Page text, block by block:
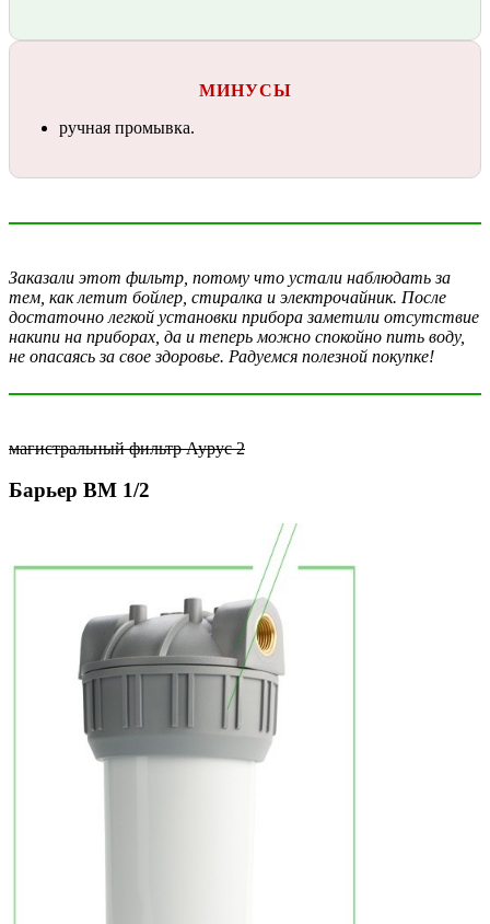
МИНУСЫ
ручная промывка.
Заказали этот фильтр, потому что устали наблюдать за
тем, как летит бойлер, стиралка и электрочайник. После
достаточно легкой установки прибора заметили отсутствие
накипи на приборах, да и теперь можно спокойно пить воду,
не опасаясь за свое здоровье. Радуемся полезной покупке!
магистральный фильтр Аурус 2
Барьер BM 1/2